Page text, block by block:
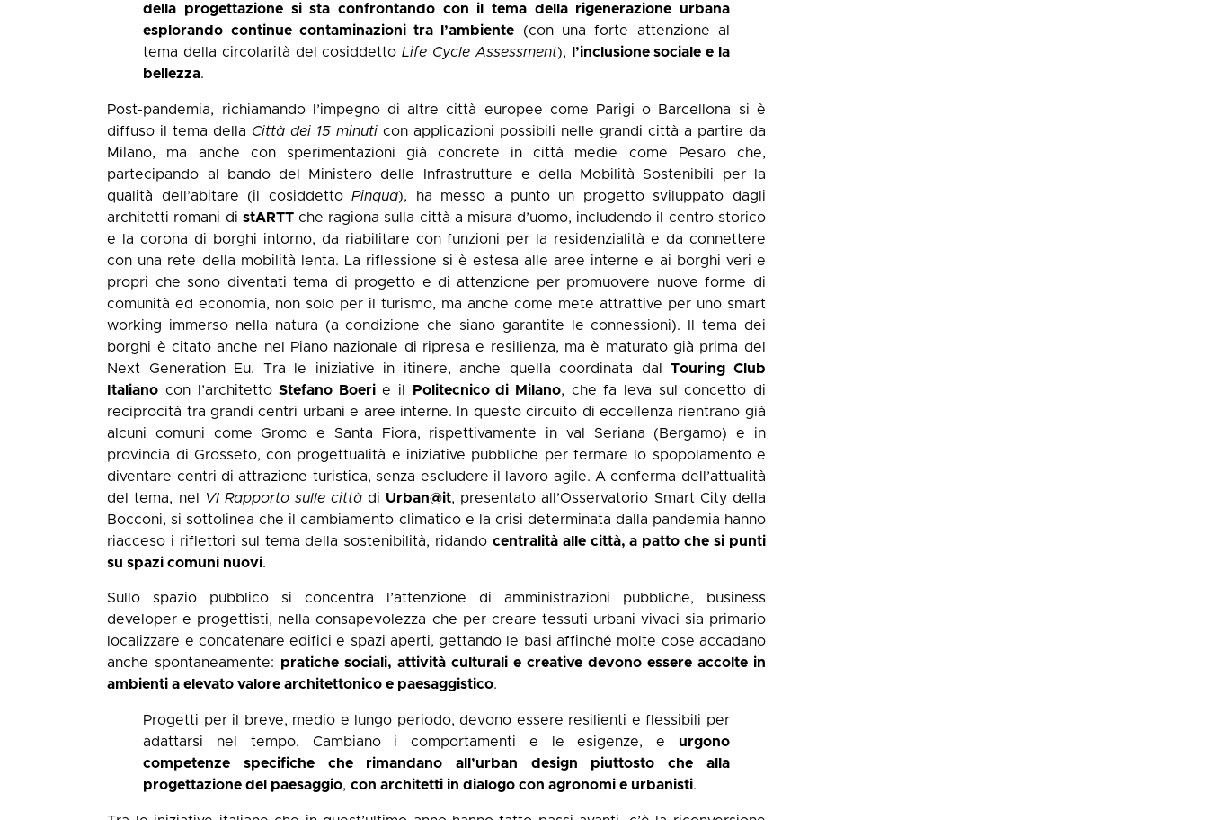
della progettazione si sta confrontando con il tema della rigenerazione urbana
esplorando continue contaminazioni tra l’ambiente (con una forte attenzione al
tema della circolarità del cosiddettoLife Cycle Assessment),
l’inclusione sociale e la
bellezza.
Post-pandemia, richiamando l’impegno di altre città europee come Parigi o Barcellona si è
diffuso il tema della Città dei 15 minuti con applicazioni possibili nelle grandi città a partire da
Milano, ma anche con sperimentazioni già concrete in città medie come Pesaro che,
partecipando al bando del Ministero delle Infrastrutture e della Mobilità Sostenibili per la
qualità dell’abitare (il cosiddettoPinqua), ha messo a punto un progetto sviluppato dagli
architetti romani di stARTTche ragiona sulla città a misura d’uomo, includendo il centro storico
e la corona di borghi intorno, da riabilitare con funzioni per la residenzialità e da connettere
con una rete della mobilità lenta. La riflessione si è estesa alle aree interne e ai borghi veri e
propri che sono diventati tema di progetto e di attenzione per promuovere nuove forme di
comunità ed economia, non solo per il turismo, ma anche come mete attrattive per uno smart
working immerso nella natura (a condizione che siano garantite le connessioni). Il tema dei
borghi è citato anche nel Piano nazionale di ripresa e resilienza, ma è maturato già prima del
Next Generation Eu. Tra le iniziative in itinere, anche quella coordinata dalTouring Club
Italiano con l’architettoStefano Boerie il Politecnico di Milano, che fa leva sul concetto di
reciprocità tra grandi centri urbani e aree interne. In questo circuito di eccellenza rientrano già
alcuni comuni come Gromo e Santa Fiora, rispettivamente in val Seriana (Bergamo) e in
provincia di Grosseto, con progettualità e iniziative pubbliche per fermare lo spopolamento e
diventare centri di attrazione turistica, senza escludere il lavoro agile. A conferma dell’attualità
del tema, nel
VI Rapporto sulle città di Urban@it, presentato all’Osservatorio Smart City della
Bocconi, si sottolinea che il cambiamento climatico e la crisi determinata dalla pandemia hanno
riacceso i riflettori sul tema della sostenibilità, ridando centralità alle città, a patto che si punti
su spazi comuni nuovi.
Sullo spazio pubblico si concentra l’attenzione di amministrazioni pubbliche, business
developer e progettisti, nella consapevolezza che per creare tessuti urbani vivaci sia primario
localizzare e concatenare edifici e spazi aperti, gettando le basi affinché molte cose accadano
anche spontaneamente: pratiche sociali, attività culturali e creative devono essere accolte in
ambienti a elevato valore architettonico e paesaggistico.
Progetti per il breve, medio e lungo periodo, devono essere resilienti e flessibili per
adattarsi nel tempo. Cambiano i comportamenti e le esigenze, e urgono
competenze specifiche che rimandano all’urban design piuttosto che alla
progettazione del paesaggio,con architetti in dialogo con agronomi e urbanisti.